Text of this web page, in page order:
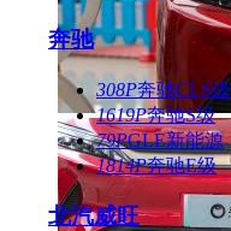
奔驰
308P奔驰CLS级
1619P奔驰S级
79PGLE新能源
1814P奔驰E级
北汽威旺